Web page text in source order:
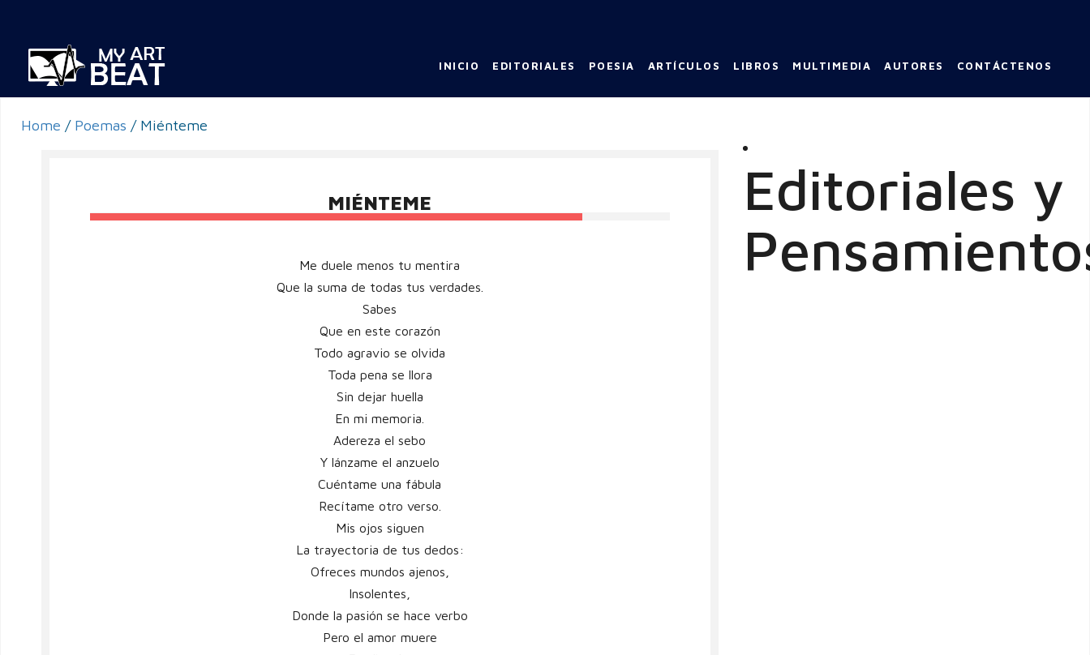
INICIO EDITORIALES POESIA ARTÍCULOS LIBROS MULTIMEDIA AUTORES CONTÁCTENOS
Home / Poemas / Miénteme
MIÉNTEME
Me duele menos tu mentira
Que la suma de todas tus verdades.
Sabes
Que en este corazón
Todo agravio se olvida
Toda pena se llora
Sin dejar huella
En mi memoria.
Adereza el sebo
Y lánzame el anzuelo
Cuéntame una fábula
Recítame otro verso.
Mis ojos siguen
La trayectoria de tus dedos:
Ofreces mundos ajenos,
Insolentes,
Donde la pasión se hace verbo
Pero el amor muere
Editoriales y